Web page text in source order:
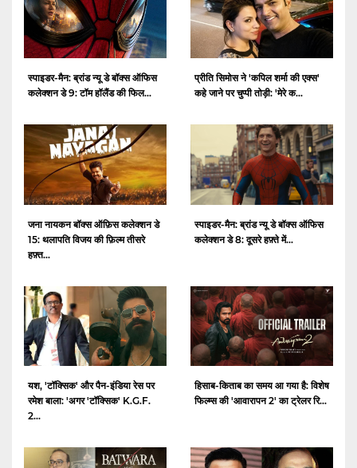
स्पाइडर-मैन: ब्रांड न्यू डे बॉक्स ऑफिस
कलेक्शन डे 9: टॉम हॉलैंड की फिल...
प्रीति सिमोस ने 'कपिल शर्मा की एक्स'
कहे जाने पर चुप्पी तोड़ी: 'मेरे क...
जना नायकन बॉक्स ऑफ़िस कलेक्शन डे
15: थलापति विजय की फ़िल्म तीसरे
हफ़्त...
स्पाइडर-मैन: ब्रांड न्यू डे बॉक्स ऑफिस
कलेक्शन डे 8: दूसरे हफ़्ते में...
यश, 'टॉक्सिक' और पैन-इंडिया रेस पर
रमेश बाला: 'अगर 'टॉक्सिक' K.G.F.
2...
हिसाब-किताब का समय आ गया है: विशेष
फिल्म्स की 'आवारापन 2' का ट्रेलर रि...